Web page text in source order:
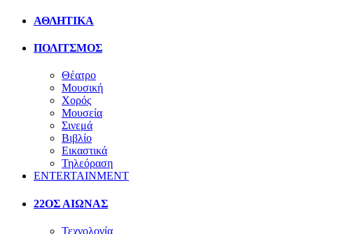
ΑΘΛΗΤΙΚΑ
ΠΟΛΙΤΣΜΟΣ
Θέατρο
Μουσική
Χορός
Μουσεία
Σινεμά
Βιβλίο
Εικαστικά
Τηλεόραση
ENTERTAINMENT
22ΟΣ ΑΙΩΝΑΣ
Τεχνολογία